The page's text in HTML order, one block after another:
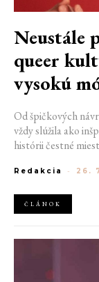
Neustále
queer
vysokú
Od špičkových
vždy slúžila ako
histórii čestné
postihom a
jeden druhého a
okraji spoločnosti
Redakcia - 26.
ČLÁNOK